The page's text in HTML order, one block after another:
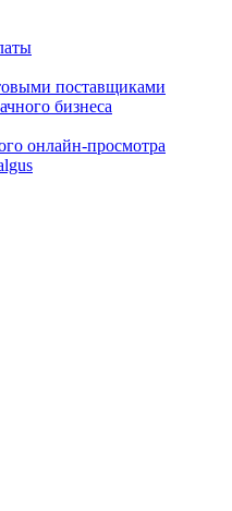
поставщиками
бизнеса
онлайн-просмотра